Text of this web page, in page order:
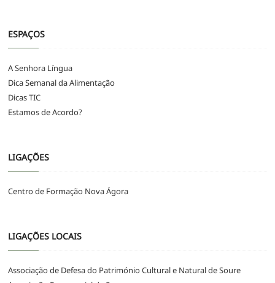
ESPAÇOS
A Senhora Língua
Dica Semanal da Alimentação
Dicas TIC
Estamos de Acordo?
LIGAÇÕES
Centro de Formação Nova Ágora
LIGAÇÕES LOCAIS
Associação de Defesa do Património Cultural e Natural de Soure